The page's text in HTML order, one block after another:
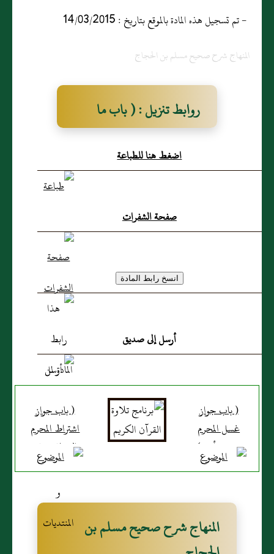
- تم تسجيل هذه المادة بالموقع بتاريخ : 14/03/2015
المنهاج شرح صحيح مسلم بن الحجاج
روابط تنزيل : ( باب ما
يفعل بالمحرم اذا مات )
اضغط هنا للطباعة
صفحة الشفرات
أرسل إلى صديق
( باب جواز
غسل المحرم
بدنه ورأسه )
( باب جواز
اشتراط المحرم
التحلل بعذر
المرض ونحوه )
المنهاج شرح صحيح مسلم بن